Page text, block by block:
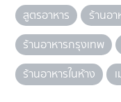
สูตรอาหาร ร้านอา
ร้านอาหารกรุงเทพ
ร้านอาหารในห้าง